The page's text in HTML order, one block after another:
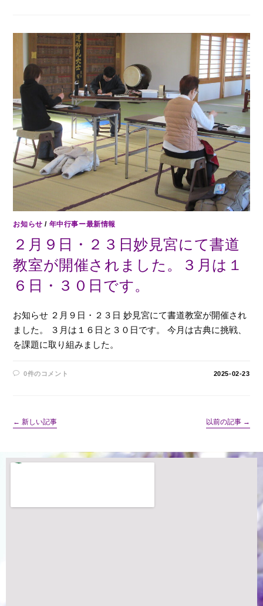
お知らせ / 年中行事ー最新情報
２月９日・２３日妙見宮にて書道
教室が開催されました。３月は１
６日・３０日です。
お知らせ ２月９日・２３日 妙見宮にて書道教室が開催され
ました。 ３月は１６日と３０日です。 今月は古典に挑戦、
を課題に取り組みました。
0件のコメント 2025-02-23
← 新しい記事 以前の記事 →